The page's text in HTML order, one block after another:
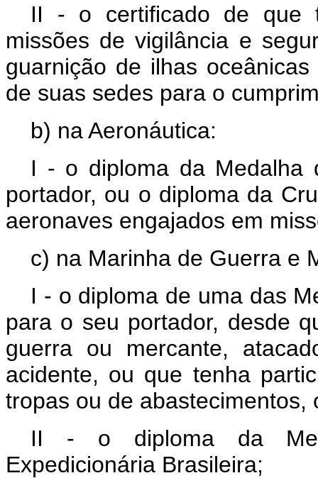
II - o certificado de que
missões de vigilância e
guarnição de ilhas
de suas sedes para o
b) na Aeronáutica:
I - o diploma da Medalha
portador, ou o diploma da
aeronaves engajados em
c) na Marinha de Guerra e
I - o diploma de uma das
para o seu portador, desde
guerra ou mercante,
acidente, ou que tenha
tropas ou de
II - o diploma da
Expedicionária Brasileira;